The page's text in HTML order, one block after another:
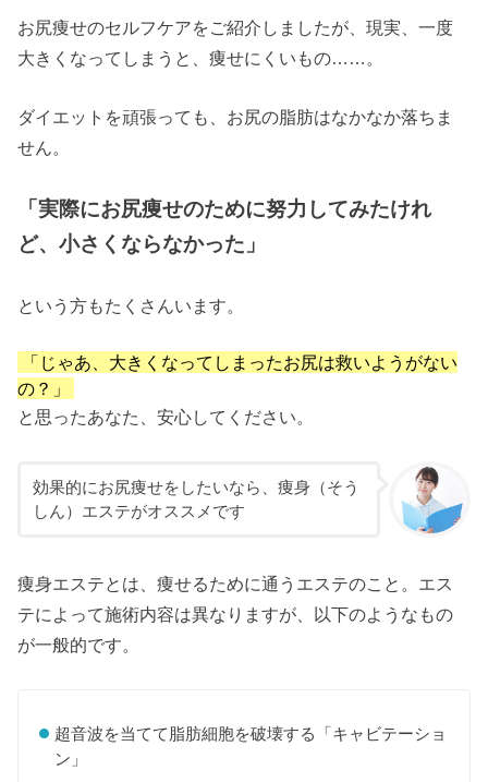
お尻痩せのセルフケアをご紹介しましたが、現実、一度
大きくなってしまうと、痩せにくいもの……。
ダイエットを頑張っても、お尻の脂肪はなかなか落ちま
せん。
「実際にお尻痩せのために努力してみたけれ
ど、小さくならなかった」
という方もたくさんいます。
「じゃあ、大きくなってしまったお尻は救いようがない
の？」
と思ったあなた、安心してください。
効果的にお尻痩せをしたいなら、痩身（そう
しん）エステがオススメです
痩身エステとは、痩せるために通うエステのこと。エス
テによって施術内容は異なりますが、以下のようなもの
が一般的です。
超音波を当てて脂肪細胞を破壊する「キャビテーショ
ン」